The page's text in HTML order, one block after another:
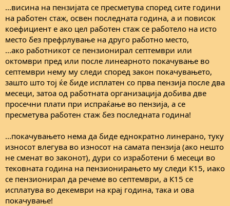
...висина на пензијата се пресметува според сите години
на работен стаж, освен последната година, а и повисок
коефициент е ако цел работен стаж се работело на исто
место без префрлување на друго работно место,
...ако работникот се пензионирал септември или
октомври пред или после линеарното покачување во
септември нему му следи според закон покачувањето,
зашто што тој ќе биде исплатен со прва пензија после два
месеци, затоа од работната организација добива две
просечни плати при испраќање во пензија, а се
пресметува работен стаж без последната година!
...покачувањето нема да биде еднократно линерано, туку
износот влегува во износот на самата пензија (ако нешто
не сменат во законот), дури со изработени 6 месеци во
тековната година на пензионирањето му следи К15, иако
се пензионирал да речеме во септември, а К15 се
исплатува во декември на крај година, така и ова
покачување!